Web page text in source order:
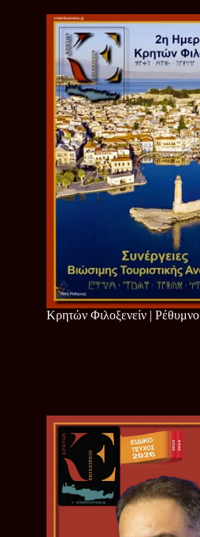
Κρητών Φιλοξενείν | Ρέθυμνο